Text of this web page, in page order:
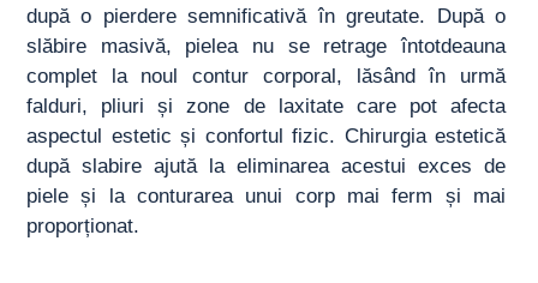
după o pierdere semnificativă în greutate. După o
slăbire masivă, pielea nu se retrage întotdeauna
complet la noul contur corporal, lăsând în urmă
falduri, pliuri și zone de laxitate care pot afecta
aspectul estetic și confortul fizic. Chirurgia estetică
după slabire ajută la eliminarea acestui exces de
piele și la conturarea unui corp mai ferm și mai
proporționat.